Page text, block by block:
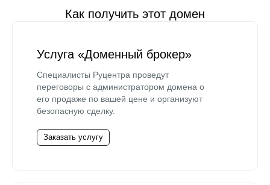
Как получить этот домен
Услуга «Доменный брокер»
Специалисты Руцентра проведут
переговоры с администратором домена о
его продаже по вашей цене и организуют
безопасную сделку.
Заказать услугу